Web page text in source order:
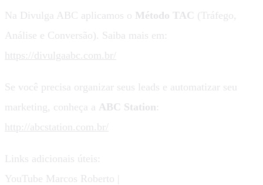
Na Divulga ABC aplicamos o Método TAC (Tráfego,
Análise e Conversão). Saiba mais em:
https://divulgaabc.com.br/
Se você precisa organizar seus leads e automatizar seu
marketing, conheça a ABC Station:
http://abcstation.com.br/
Links adicionais úteis:
YouTube Marcos Roberto |